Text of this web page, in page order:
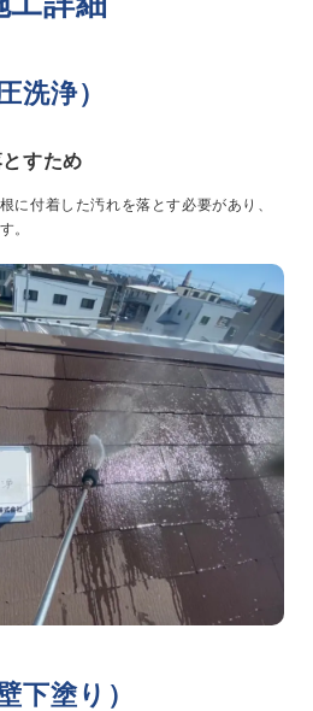
洗浄）
すため
に付着した汚れを落とす必要があり、
。
下塗り）